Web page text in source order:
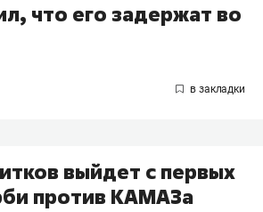
что его задержат во
выйдет с первых
против КАМАЗа